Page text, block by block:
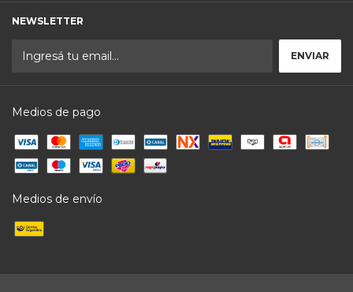
NEWSLETTER
Medios de pago
Medios de envío